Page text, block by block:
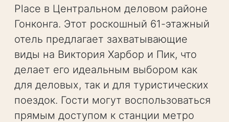
Place в Центральном деловом районе
Гонконга. Этот роскошный 61-этажный
отель предлагает захватывающие
виды на Виктория Харбор и Пик, что
делает его идеальным выбором как
для деловых, так и для туристических
поездок. Гости могут воспользоваться
прямым доступом к станции метро